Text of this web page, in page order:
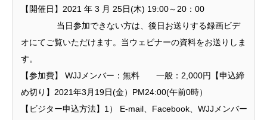
【開催日】2021 年 3 月 25日(木) 19:00～20：00
当日参加できない方は、後日お送りする録画ビデ
オにてご覧いただけます。当ウェビナーの資料をお送りしま
す。
【参加費】 WJJメンバー：無料 一般：2,000円【申込締
め切り】2021年3月19日(金）PM24:00(午前0時）
【ビジター申込方法】1） E-mail、Facebook、WJJメンバー